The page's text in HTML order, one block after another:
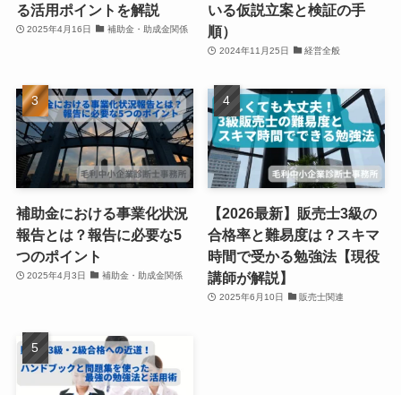
る活用ポイントを解説
2025年4月16日 補助金・助成金関係
いる仮説立案と検証の手
順）
2024年11月25日 経営全般
補助金における事業化状況
報告とは？報告に必要な5
つのポイント
2025年4月3日 補助金・助成金関係
【2026最新】販売士3級の
合格率と難易度は？スキマ
時間で受かる勉強法【現役
講師が解説】
2025年6月10日 販売士関連